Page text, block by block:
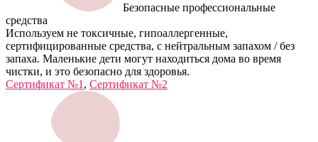
Безопасные профессиональные
средства
Используем не токсичные, гипоаллергенные,
сертифицированные средства, с нейтральным запахом / без
запаха. Маленькие дети могут находиться дома во время
чистки, и это безопасно для здоровья.
Сертификат №1 , Сертификат №2